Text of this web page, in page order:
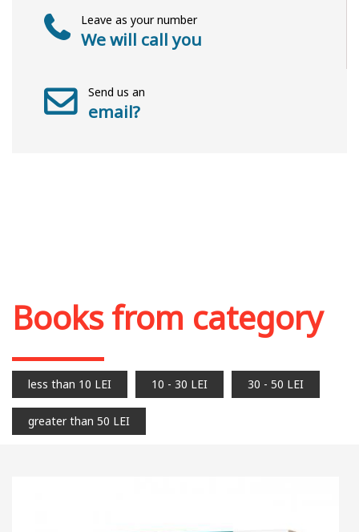
Leave as your number
We will call you
Send us an
email?
Books from category
less than 10 LEI 10 - 30 LEI 30 - 50 LEI
greater than 50 LEI